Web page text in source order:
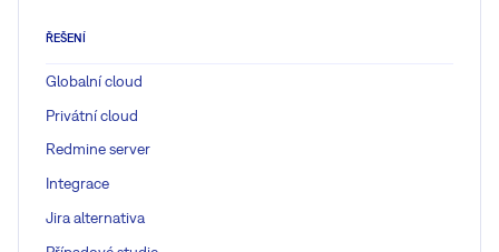
ŘEŠENÍ
Globalní cloud
Privátní cloud
Redmine server
Integrace
Jira alternativa